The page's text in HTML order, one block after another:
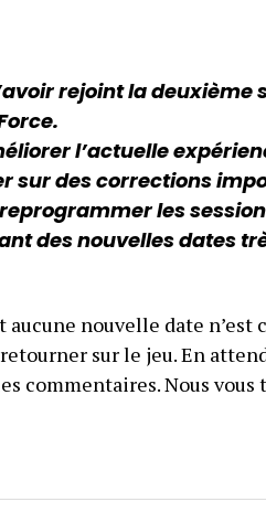
rejoint la deuxième
l’actuelle
sur des corrections
les
des nouvelles dates
aucune nouvelle date
sur le jeu. En
commentaires. Nous